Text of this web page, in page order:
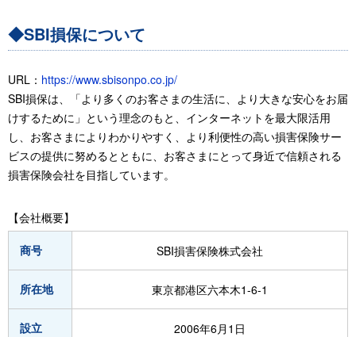
◆SBI損保について
URL： https://www.sbisonpo.co.jp/
SBI損保は、「より多くのお客さまの生活に、より大きな安心をお届
けするために」という理念のもと、インターネットを最大限活用
し、お客さまによりわかりやすく、より利便性の高い損害保険サー
ビスの提供に努めるとともに、お客さまにとって身近で信頼される
損害保険会社を目指しています。
【会社概要】
商号 SBI損害保険株式会社
所在地 東京都港区六本木1-6-1
設立 2006年6月1日